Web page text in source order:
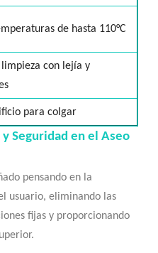
de hasta 110°C
con lejía y
para colgar
Seguridad en el Aseo
pensando en la
usuario, eliminando las
fijas y proporcionando